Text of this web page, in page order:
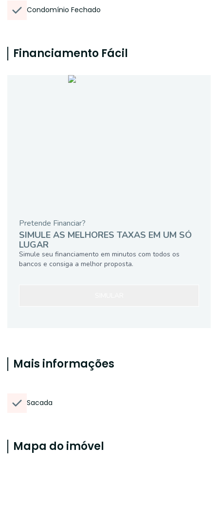
Condomínio Fechado
Financiamento Fácil
Pretende Financiar?
SIMULE AS MELHORES TAXAS EM UM SÓ
LUGAR
Simule seu financiamento em minutos com todos os
bancos e consiga a melhor proposta.
Mais informações
Sacada
Mapa do imóvel